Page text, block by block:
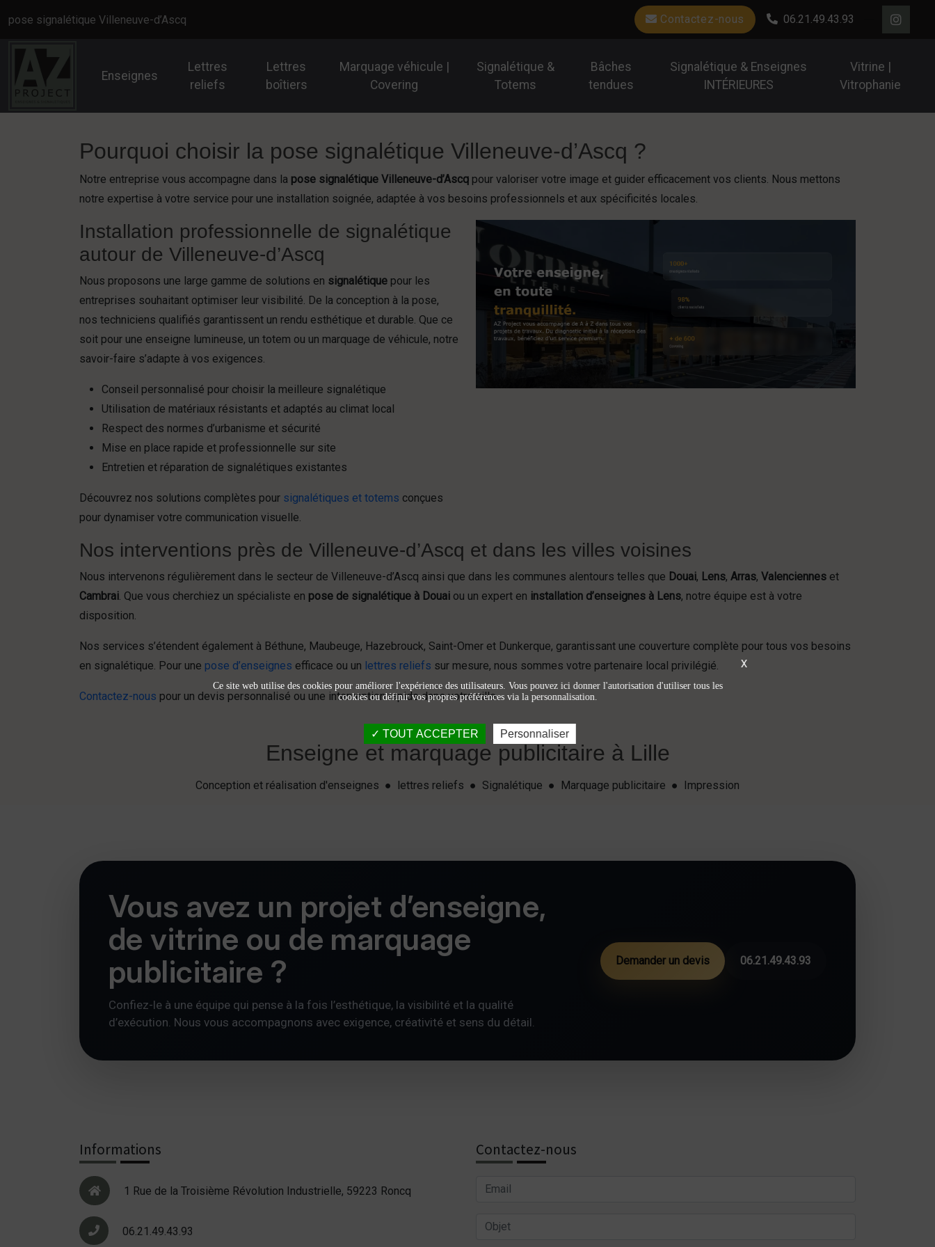
pose signalétique Villeneuve-d’Ascq Contactez-nous 06.21.49.43.93
Enseignes
Lettres
reliefs
Lettres
boîtiers
Marquage véhicule |
Covering
Signalétique &
Totems
Bâches
tendues
Signalétique & Enseignes
INTÉRIEURES
Vitrine |
Vitrophanie
Pourquoi choisir la pose signalétique Villeneuve-d’Ascq ?
Notre entreprise vous accompagne dans la pose signalétique Villeneuve-d’Ascq pour valoriser votre image et guider efficacement vos clients. Nous mettons
notre expertise à votre service pour une installation soignée, adaptée à vos besoins professionnels et aux spécificités locales.
Installation professionnelle de signalétique
autour de Villeneuve-d’Ascq
Nous proposons une large gamme de solutions en signalétique pour les
entreprises souhaitant optimiser leur visibilité. De la conception à la pose,
nos techniciens qualifiés garantissent un rendu esthétique et durable. Que ce
soit pour une enseigne lumineuse, un totem ou un marquage de véhicule, notre
savoir-faire s’adapte à vos exigences.
Conseil personnalisé pour choisir la meilleure signalétique
Utilisation de matériaux résistants et adaptés au climat local
Respect des normes d’urbanisme et sécurité
Mise en place rapide et professionnelle sur site
Entretien et réparation de signalétiques existantes
Découvrez nos solutions complètes pour signalétiques et totems conçues
pour dynamiser votre communication visuelle.
Nos interventions près de Villeneuve-d’Ascq et dans les villes voisines
Nous intervenons régulièrement dans le secteur de Villeneuve-d’Ascq ainsi que dans les communes alentours telles que Douai, Lens, Arras, Valenciennes et
Cambrai. Que vous cherchiez un spécialiste en pose de signalétique à Douai ou un expert en installation d’enseignes à Lens, notre équipe est à votre
disposition.
Nos services s’étendent également à Béthune, Maubeuge, Hazebrouck, Saint-Omer et Dunkerque, garantissant une couverture complète pour tous vos besoins
en signalétique. Pour une pose d’enseignes efficace ou un lettres reliefs sur mesure, nous sommes votre partenaire local privilégié.
Contactez-nous pour un devis personnalisé ou une intervention rapide dans votre ville.
Enseigne et marquage publicitaire à Lille
Conception et réalisation d'enseignes ● lettres reliefs ● Signalétique ● Marquage publicitaire ● Impression
Vous avez un projet d’enseigne,
de vitrine ou de marquage
publicitaire ?
Confiez-le à une équipe qui pense à la fois l’esthétique, la visibilité et la qualité
d’exécution. Nous vous accompagnons avec exigence, créativité et sens du détail.
Demander un devis 06.21.49.43.93
Informations
1 Rue de la Troisième Révolution Industrielle, 59223 Roncq
06.21.49.43.93
Contactez-nous
X
Ce site web utilise des cookies pour améliorer l'expérience des utilisateurs. Vous pouvez ici donner l'autorisation d'utiliser tous les
cookies ou définir vos propres préférences via la personnalisation.
TOUT ACCEPTER Personnaliser